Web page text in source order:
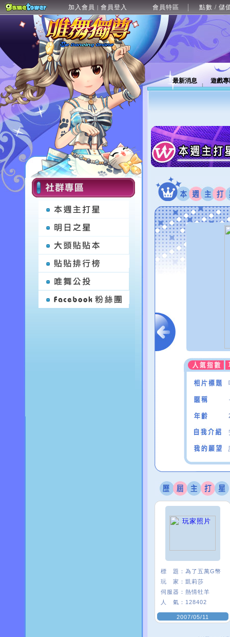
加入會員 | 會員登入 會員特區 點數 / 儲
最新消息 遊戲
標 題： 為了五萬G幣
玩 家： 凱莉莎
伺服器： 熱情牡羊
人 氣： 128402
2007/05/11